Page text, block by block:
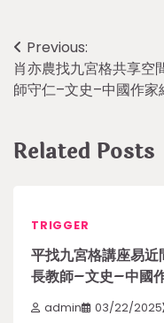
Post
navigation
Previous:
肖亦農找九宮格共享空
師守仁–文史–中國作家
Related Posts
TRIGGER
平找九宮格講座易
長教師–文史–中國
admin 03/22/2025